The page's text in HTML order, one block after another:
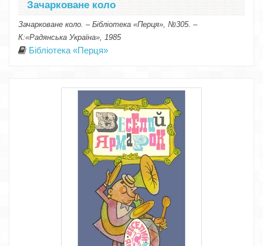
Зачарковане коло
Зачарковане коло. – Бібліотека «Перця», №305. –
К:«Радянська Україна», 1985
Бібліотека «Перця»